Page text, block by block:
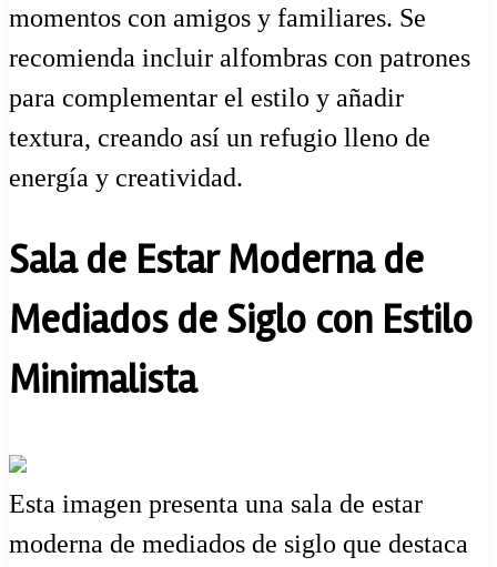
momentos con amigos y familiares. Se
recomienda incluir alfombras con patrones
para complementar el estilo y añadir
textura, creando así un refugio lleno de
energía y creatividad.
Sala de Estar Moderna de
Mediados de Siglo con Estilo
Minimalista
Esta imagen presenta una sala de estar
moderna de mediados de siglo que destaca